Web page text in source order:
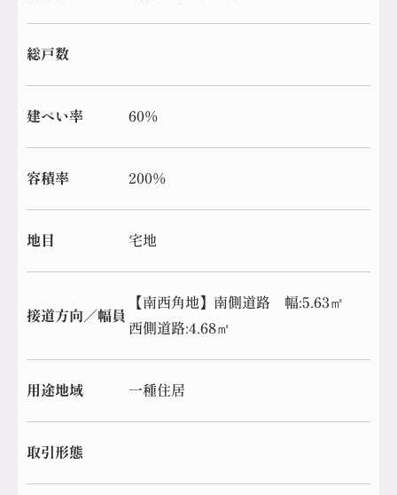
総戸数
建ぺい率 60%
容積率 200%
地目 宅地
接道方向／幅員
【南西角地】南側道路 幅:5.63㎡
西側道路:4.68㎡
用途地域 一種住居
取引形態